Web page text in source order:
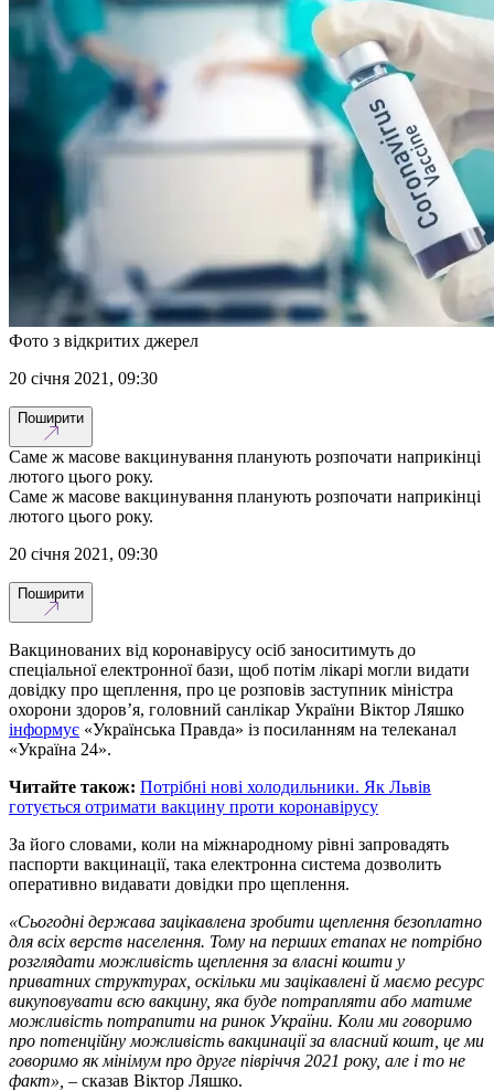
Фото з відкритих джерел
20 січня 2021, 09:30
Поширити
Саме ж масове вакцинування планують розпочати наприкінці
лютого цього року.
Саме ж масове вакцинування планують розпочати наприкінці
лютого цього року.
20 січня 2021, 09:30
Поширити
Вакцинованих від коронавірусу осіб заноситимуть до
спеціальної електронної бази, щоб потім лікарі могли видати
довідку про щеплення, про це розповів заступник міністра
охорони здоров’я, головний санлікар України Віктор Ляшко
інформує «Українська Правда» із посиланням на телеканал
«Україна 24».
Читайте також: Потрібні нові холодильники. Як Львів
готується отримати вакцину проти коронавірусу
За його словами, коли на міжнародному рівні запровадять
паспорти вакцинації, така електронна система дозволить
оперативно видавати довідки про щеплення.
«Сьогодні держава зацікавлена зробити щеплення безоплатно
для всіх верств населення. Тому на перших етапах не потрібно
розглядати можливість щеплення за власні кошти у
приватних структурах, оскільки ми зацікавлені й маємо ресурс
викуповувати всю вакцину, яка буде потрапляти або матиме
можливість потрапити на ринок України. Коли ми говоримо
про потенційну можливість вакцинації за власний кошт, це ми
говоримо як мінімум про друге півріччя 2021 року, але і то не
факт», – сказав Віктор Ляшко.